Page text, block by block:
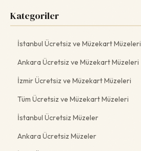
Kategoriler
İstanbul Ücretsiz ve Müzekart Müzeleri
Ankara Ücretsiz ve Müzekart Müzeleri
İzmir Ücretsiz ve Müzekart Müzeleri
Tüm Ücretsiz ve Müzekart Müzeleri
İstanbul Ücretsiz Müzeler
Ankara Ücretsiz Müzeler